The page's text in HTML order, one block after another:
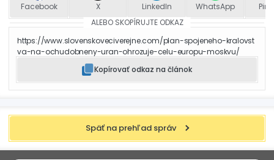
Facebook X LinkedIn WhatsApp
ALEBO SKOPÍRUJTE ODKAZ
https://www.slovenskoveciverejne.com/plan-spojeneho-kralovst
va-na-ochudobneny-uran-ohrozuje-celu-europu-moskvu/
Kopírovať odkaz na článok
Späť na prehľad správ